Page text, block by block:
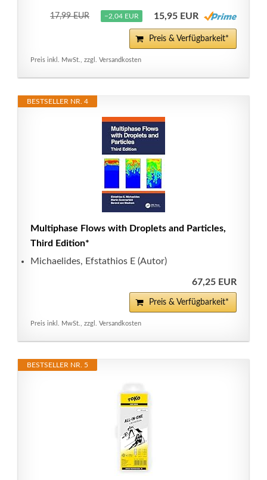
17,99 EUR −2,04 EUR 15,95 EUR
Preis & Verfügbarkeit*
Preis inkl. MwSt., zzgl. Versandkosten
BESTSELLER NR. 4
Multiphase Flows with Droplets and Particles,
Third Edition*
Michaelides, Efstathios E (Autor)
67,25 EUR
Preis & Verfügbarkeit*
Preis inkl. MwSt., zzgl. Versandkosten
BESTSELLER NR. 5